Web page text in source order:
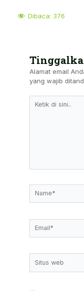
Dibaca: 376
Alamat email
yang wajib
Web